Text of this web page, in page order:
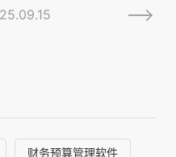
财务预算管理软件